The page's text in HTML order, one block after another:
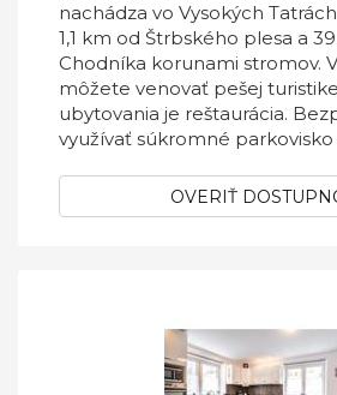
nachádza vo Vysokých
1,1 km od Štrbského plesa a
Chodníka korunami stromov.
môžete venovať pešej
ubytovania je reštaurácia.
využívať súkromné parkovisko
OVERIŤ